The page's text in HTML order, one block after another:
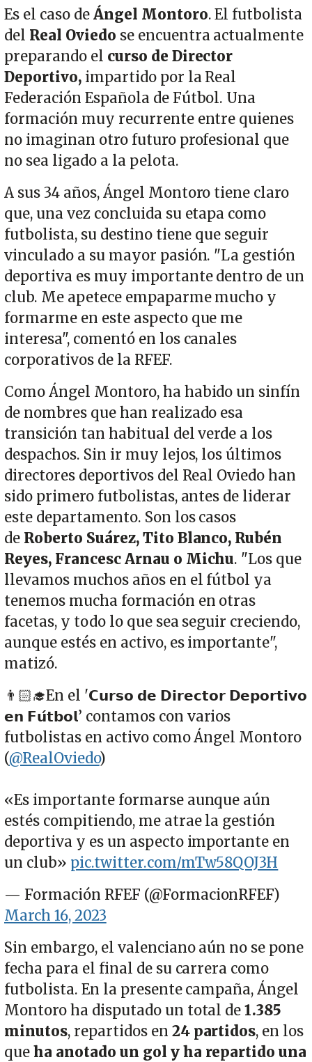
Es el caso deÁngel Montoro. El futbolista
del Real Oviedo se encuentra actualmente
preparando el curso de Director
Deportivo,impartido por la Real
Federación Española de Fútbol. Una
formación muy recurrente entre quienes
no imaginan otro futuro profesional que
no sea ligado a la pelota.
A sus 34 años, Ángel Montoro tiene claro
que, una vez concluida su etapa como
futbolista, su destino tiene que seguir
vinculado a su mayor pasión. "La gestión
deportiva es muy importante dentro de un
club. Me apetece empaparme mucho y
formarme en este aspecto que me
interesa", comentó en los canales
corporativos de la RFEF.
Como Ángel Montoro, ha habido un sinfín
de nombres que han realizado esa
transición tan habitual del verde a los
despachos. Sin ir muy lejos, los últimos
directores deportivos del Real Oviedo han
sido primero futbolistas, antes de liderar
este departamento. Son los casos
de Roberto Suárez, Tito Blanco, Rubén
Reyes, Francesc Arnau o Michu. "Los que
llevamos muchos años en el fútbol ya
tenemos mucha formación en otras
facetas, y todo lo que sea seguir creciendo,
aunque estés en activo, es importante",
matizó.
👨🏻‍🎓En el '𝗖𝘂𝗿𝘀𝗼 𝗱𝗲 𝗗𝗶𝗿𝗲𝗰𝘁𝗼𝗿 𝗗𝗲𝗽𝗼𝗿𝘁𝗶𝘃𝗼
𝗲𝗻 𝗙𝘂́𝘁𝗯𝗼𝗹’ contamos con varios
futbolistas en activo como Ángel Montoro
(@RealOviedo)
«Es importante formarse aunque aún
estés compitiendo, me atrae la gestión
deportiva y es un aspecto importante en
un club» pic.twitter.com/mTw58QOJ3H
— Formación RFEF (@FormacionRFEF)
March 16, 2023
Sin embargo, el valenciano aún no se pone
fecha para el final de su carrera como
futbolista. En la presente campaña, Ángel
Montoro ha disputado un total de1.385
minutos, repartidos en 24 partidos, en los
queha anotado un gol y ha repartido una